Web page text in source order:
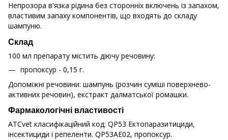
Непрозора в'язка рідина без сторонніх включень із запахом,
властивим запаху компонентів, що входять до складу
шампуню.
Склад
100 мл препарату містить діючу речовину:
пропоксур - 0,15 г.
Допоміжні речовини: шампунь (розчин суміші поверхнево-
активних речовин), екстракт далматської ромашки.
Фармакологічні властивості
ATCvet класифікаційний код: QP53 Ектопаразитициди,
інсектициди і репеленти. QP53AE02, пропоксур.